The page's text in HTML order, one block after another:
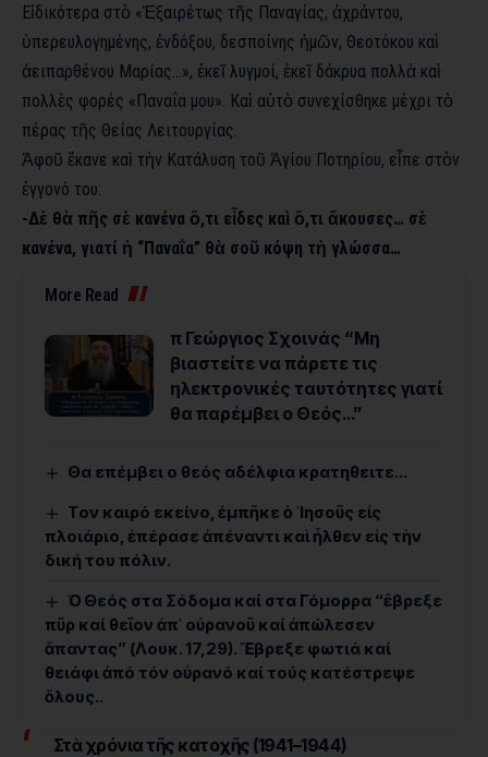
Εἰδικότερα στὸ «Ἐξαιρέτως τῆς Παναγίας, ἀχράντου,
ὑπερευλογημένης, ἐνδόξου, δεσποίνης ἡμῶν, Θεοτόκου καὶ
ἀειπαρθένου Μαρίας…», ἐκεῖ λυγμοί, ἐκεῖ δάκρυα πολλὰ καὶ
πολλὲς φορές «Παναΐα μου». Καὶ αὐτὸ συνεχίσθηκε μέχρι τὸ
πέρας τῆς Θείας Λειτουργίας.
Ἀφοῦ ἔκανε καὶ τὴν Κατάλυση τοῦ Ἁγίου Ποτηρίου, εἶπε στὸν
ἐγγονό του:
-Δὲ θὰ πῆς σὲ κανένα ὅ,τι εἶδες καὶ ὅ,τι ἄκουσες… σὲ
κανένα, γιατί ἡ “Παναΐα” θὰ σοῦ κόψη τὴ γλώσσα…
More Read
π Γεώργιος Σχοινάς “Μη
βιαστείτε να πάρετε τις
ηλεκτρονικές ταυτότητες γιατί
θα παρέμβει ο Θεός…”
Θα επέμβει ο θεός αδέλφια κρατηθειτε…
Τον καιρό εκείνο, ἐμπῆκε ὁ ᾿Ιησοῦς εἰς
πλοιάριο, ἐπέρασε ἀπέναντι καὶ ἦλθεν εἰς τὴν
δική του πόλιν.
Ὁ Θεός στα Σόδομα καί στα Γόμορρα “ἔβρεξε
πῦρ καί θεῖον ἀπ᾿ οὐρανοῦ καί ἀπώλεσεν
ἅπαντας” (Λουκ. 17,29). Ἔβρεξε φωτιά καί
θειάφι ἀπό τόν οὐρανό καί τούς κατέστρεψε
ὅλους..
Στὰ χρόνια τῆς κατοχῆς (1941–1944)